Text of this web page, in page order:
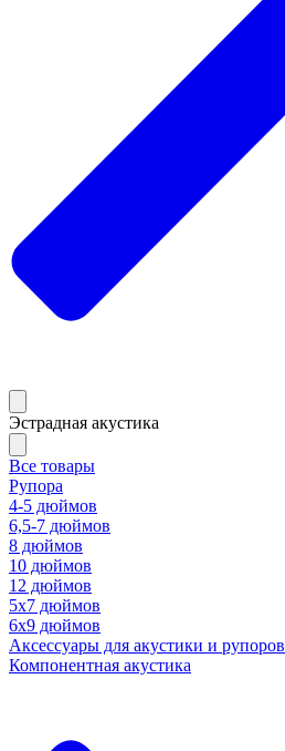
Эстрадная акустика
Все товары
Рупора
4-5 дюймов
6,5-7 дюймов
8 дюймов
10 дюймов
12 дюймов
5x7 дюймов
6х9 дюймов
Аксессуары для акустики и рупоров
Компонентная акустика